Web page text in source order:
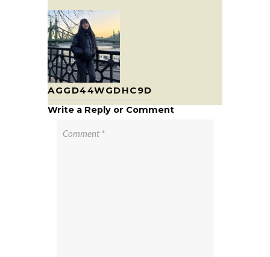
AGGD44WGDHC9D
Write a Reply or Comment